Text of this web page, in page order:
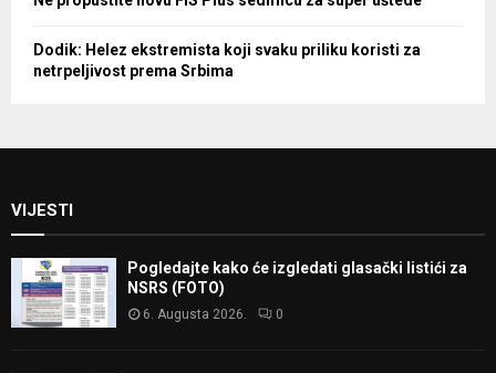
Dodik: Helez ekstremista koji svaku priliku koristi za
netrpeljivost prema Srbima
VIJESTI
Pogledajte kako će izgledati glasački listići za
NSRS (FOTO)
6. Augusta 2026. 0